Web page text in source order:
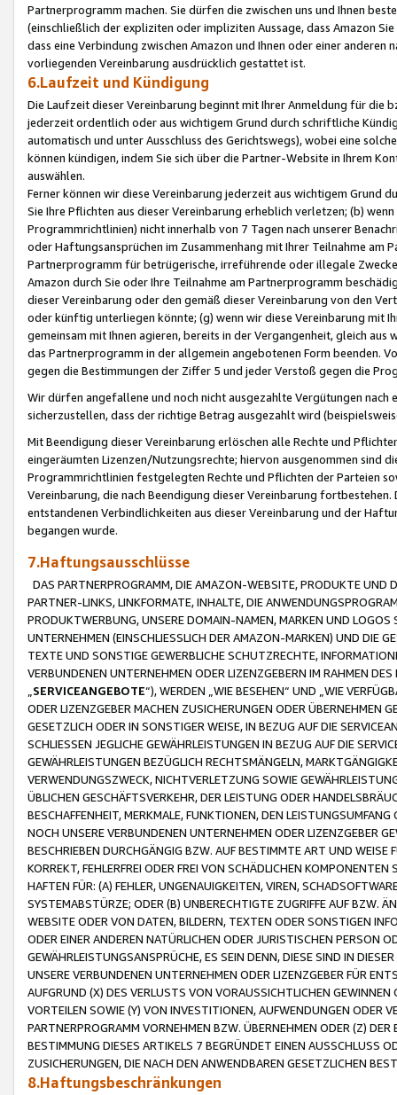
Partnerprogramm machen. Sie dürfen die zwischen uns und Ihnen
(einschließlich der expliziten oder impliziten Aussage, dass Amazon
dass eine Verbindung zwischen Amazon und Ihnen oder einer
vorliegenden Vereinbarung ausdrücklich gestattet ist.
6.Laufzeit und Kündigung
Die Laufzeit dieser Vereinbarung beginnt mit Ihrer Anmeldung für die
jederzeit ordentlich oder aus wichtigem Grund durch schriftliche
automatisch und unter Ausschluss des Gerichtswegs), wobei eine
können kündigen, indem Sie sich über die Partner-Website in Ihrem
auswählen.
Ferner können wir diese Vereinbarung jederzeit aus wichtigem Grund
Sie Ihre Pflichten aus dieser Vereinbarung erheblich verletzen; (b)
Programmrichtlinien) nicht innerhalb von 7 Tagen nach unserer
oder Haftungsansprüchen im Zusammenhang mit Ihrer Teilnahme am
Partnerprogramm für betrügerische, irreführende oder illegale
Amazon durch Sie oder Ihre Teilnahme am Partnerprogramm
dieser Vereinbarung oder den gemäß dieser Vereinbarung von den
oder künftig unterliegen könnte; (g) wenn wir diese Vereinbarung mit
gemeinsam mit Ihnen agieren, bereits in der Vergangenheit, gleich
das Partnerprogramm in der allgemein angebotenen Form beenden.
gegen die Bestimmungen der Ziffer 5 und jeder Verstoß gegen die
Wir dürfen angefallene und noch nicht ausgezahlte Vergütungen
sicherzustellen, dass der richtige Betrag ausgezahlt wird
Mit Beendigung dieser Vereinbarung erlöschen alle Rechte und
eingeräumten Lizenzen/Nutzungsrechte; hiervon ausgenommen sind
Programmrichtlinien festgelegten Rechte und Pflichten der Parteien
Vereinbarung, die nach Beendigung dieser Vereinbarung
entstandenen Verbindlichkeiten aus dieser Vereinbarung und der
begangen wurde.
7.Haftungsausschlüsse
DAS PARTNERPROGRAMM, DIE AMAZON-WEBSITE, PRODUKTE UND
PARTNER-LINKS, LINKFORMATE, INHALTE, DIE
PRODUKTWERBUNG, UNSERE DOMAIN-NAMEN, MARKEN UND
UNTERNEHMEN (EINSCHLIESSLICH DER AMAZON-MARKEN) UND DIE
TEXTE UND SONSTIGE GEWERBLICHE SCHUTZRECHTE,
VERBUNDENEN UNTERNEHMEN ODER LIZENZGEBERN IM RAHMEN
SERVICEANGEBOTE“), WERDEN „WIE BESEHEN“ UND „WIE
ODER LIZENZGEBER MACHEN ZUSICHERUNGEN ODER ÜBERNEHMEN
GESETZLICH ODER IN SONSTIGER WEISE, IN BEZUG AUF DIE
SCHLIESSEN JEGLICHE GEWÄHRLEISTUNGEN IN BEZUG AUF DIE
GEWÄHRLEISTUNGEN BEZÜGLICH RECHTSMÄNGELN,
VERWENDUNGSZWECK, NICHTVERLETZUNG SOWIE
ÜBLICHEN GESCHÄFTSVERKEHR, DER LEISTUNG ODER
BESCHAFFENHEIT, MERKMALE, FUNKTIONEN, DEN
NOCH UNSERE VERBUNDENEN UNTERNEHMEN ODER LIZENZGEBER
BESCHRIEBEN DURCHGÄNGIG BZW. AUF BESTIMMTE ART UND
KORREKT, FEHLERFREI ODER FREI VON SCHÄDLICHEN
HAFTEN FÜR: (A) FEHLER, UNGENAUIGKEITEN, VIREN,
SYSTEMABSTÜRZE; ODER (B) UNBERECHTIGTE ZUGRIFFE AUF BZW.
WEBSITE ODER VON DATEN, BILDERN, TEXTEN ODER SONSTIGEN
ODER EINER ANDEREN NATÜRLICHEN ODER JURISTISCHEN PERSON
GEWÄHRLEISTUNGSANSPRÜCHE, ES SEIN DENN, DIESE SIND IN
UNSERE VERBUNDENEN UNTERNEHMEN ODER LIZENZGEBER FÜR
AUFGRUND (X) DES VERLUSTS VON VORAUSSICHTLICHEN
VORTEILEN SOWIE (Y) VON INVESTITIONEN, AUFWENDUNGEN ODER
PARTNERPROGRAMM VORNEHMEN BZW. ÜBERNEHMEN ODER (Z)
BESTIMMUNG DIESES ARTIKELS 7 BEGRÜNDET EINEN AUSSCHLUSS
ZUSICHERUNGEN, DIE NACH DEN ANWENDBAREN GESETZLICHEN
8.Haftungsbeschränkungen